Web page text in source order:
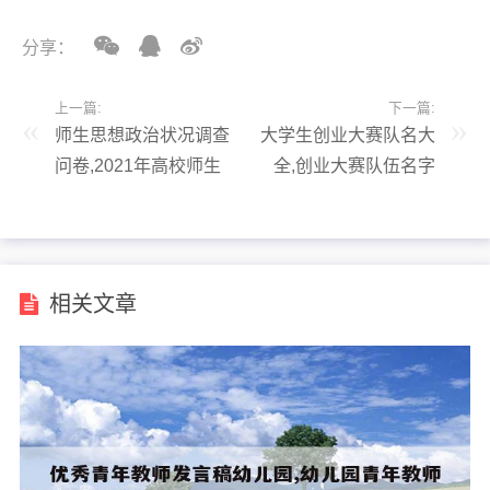
分享：
上一篇:
师生思想政治状况调查
问卷,2021年高校师生
下一篇:
大学生创业大赛队名大
全,创业大赛队伍名字
相关文章